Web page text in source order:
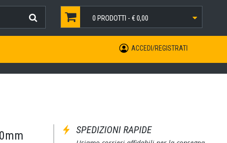
0 PRODOTTI -€ 0,00
ACCEDI/REGISTRATI
SPEDIZIONI RAPIDE